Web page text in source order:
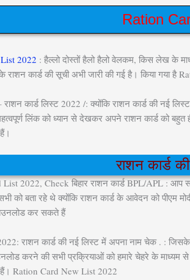
Ration
2022 : हैल्लो दोस्तों हैलो हैलो वेलकम, किस लेख के
राशन कार्ड की सूची अभी जारी की गई है। किया गया है
कार्ड लिस्ट 2022 /: क्योंकि राशन कार्ड की नई
लिंक को ध्यान से देखकर अपने राशन कार्ड को
राशन कार्ड
2022, Check बिहार राशन कार्ड BPL/APL : आप
को बता रहे थे क्योंकि राशन कार्ड के आवेदन को पीएम
कर सकते हैं
राशन कार्ड की नई लिस्ट में अपना नाम चेक . : जिसके
करने की सभी प्रक्रियाओं को हमारे चेहरे के
Ration Card New List 2022